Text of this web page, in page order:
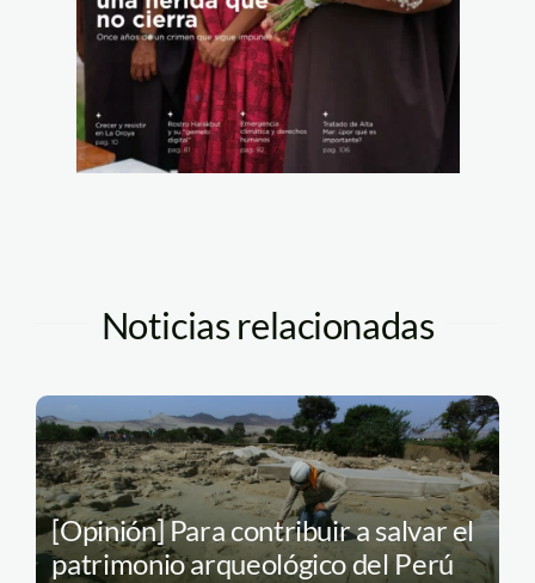
Noticias relacionadas
[Opinión] Para contribuir a salvar el
patrimonio arqueológico del Perú